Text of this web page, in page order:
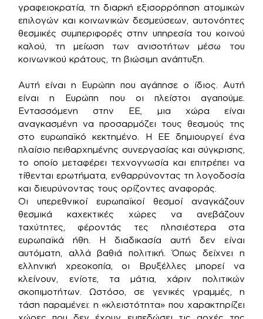
γραφειοκρατία, τη διαρκή εξισορρόπηση ατομικών
επιλογών και κοινωνικών δεσμεύσεων, αυτονόητες
θεσμικές συμπεριφορές στην υπηρεσία του κοινού
καλού, τη μείωση των ανισοτήτων μέσω του
κοινωνικού κράτους, τη βιώσιμη ανάπτυξη.
Αυτή είναι η Ευρώπη που αγάπησε ο ίδιος. Αυτή
είναι η Ευρώπη που οι πλείστοι αγαπούμε.
Εντασσόμενη στην ΕΕ, μια χώρα είναι
αναγκασμένη να προσαρμόζει τους θεσμούς της
στο ευρωπαϊκό κεκτημένο. Η ΕΕ δημιουργεί ένα
πλαίσιο πειθαρχημένης συνεργασίας και σύγκρισης,
το οποίο μεταφέρει τεχνογνωσία και επιτρέπει να
τίθενται ερωτήματα, ενθαρρύνοντας τη λογοδοσία
και διευρύνοντας τους ορίζοντες αναφοράς.
Οι υπερεθνικοί ευρωπαϊκοί θεσμοί αναγκάζουν
θεσμικά καχεκτικές χώρες να ανεβάζουν
ταχύτητες, φέροντάς τες πλησιέστερα στα
ευρωπαϊκά ήθη. Η διαδικασία αυτή δεν είναι
αυτόματη, αλλά βαθιά πολιτική. Όπως δείχνει η
ελληνική χρεοκοπία, οι Βρυξέλλες μπορεί να
κλείνουν, ενίοτε, τα μάτια, χάριν πολιτικών
σκοπιμοτήτων. Ωστόσο, σε γενικές γραμμές, η
τάση παραμένει: η «κλειστότητα» που χαρακτηρίζει